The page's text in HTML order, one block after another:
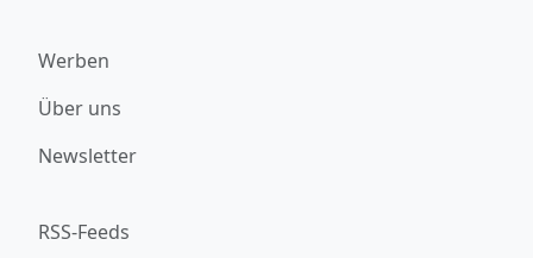
Werben
Über uns
Newsletter
RSS-Feeds